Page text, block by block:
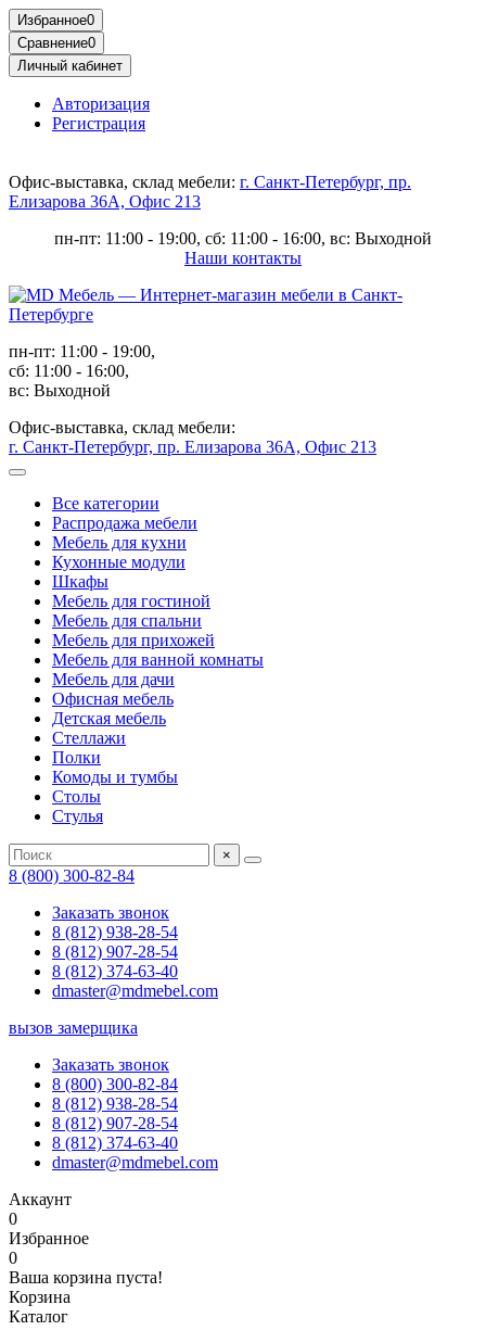
Избранное0
Сравнение0
Личный кабинет
Авторизация
Регистрация
Офис-выставка, склад мебели: г. Санкт-Петербург, пр.
Елизарова 36А, Офис 213
пн-пт: 11:00 - 19:00, сб: 11:00 - 16:00, вс: Выходной
Наши контакты
пн-пт: 11:00 - 19:00,
сб: 11:00 - 16:00,
вс: Выходной
Офис-выставка, склад мебели:
г. Санкт-Петербург, пр. Елизарова 36А, Офис 213
Все категории
Распродажа мебели
Мебель для кухни
Кухонные модули
Шкафы
Мебель для гостиной
Мебель для спальни
Мебель для прихожей
Мебель для ванной комнаты
Мебель для дачи
Офисная мебель
Детская мебель
Стеллажи
Полки
Комоды и тумбы
Столы
Стулья
×
8 (800) 300-82-84
Заказать звонок
8 (812) 938-28-54
8 (812) 907-28-54
8 (812) 374-63-40
dmaster@mdmebel.com
вызов замерщика
Заказать звонок
8 (800) 300-82-84
8 (812) 938-28-54
8 (812) 907-28-54
8 (812) 374-63-40
dmaster@mdmebel.com
Аккаунт
0
Избранное
0
Ваша корзина пуста!
Корзина
Каталог